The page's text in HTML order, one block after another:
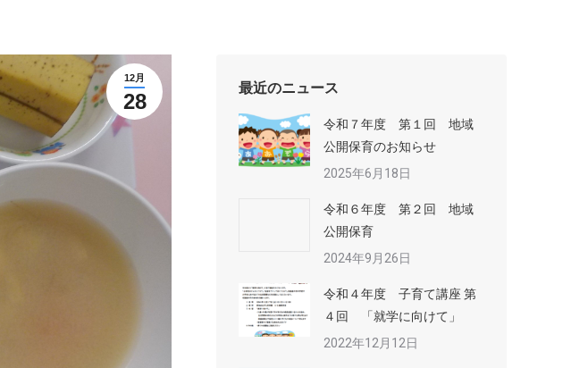
12月
28
最近のニュース
令和７年度 第１回 地域
公開保育のお知らせ
2025年6月18日
令和６年度 第２回 地域
公開保育
2024年9月26日
令和４年度 子育て講座 第
４回 「就学に向けて」
2022年12月12日